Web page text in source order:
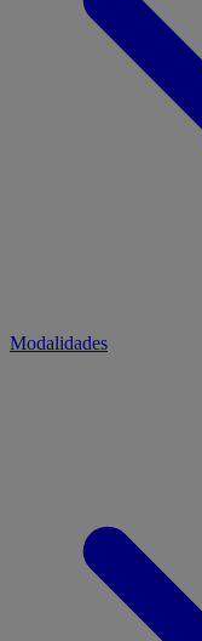
Modalidades